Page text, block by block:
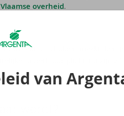
van
overheid.
of schulden maakt, ben
en de studie van je kind.